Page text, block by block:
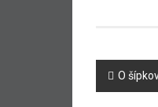
O